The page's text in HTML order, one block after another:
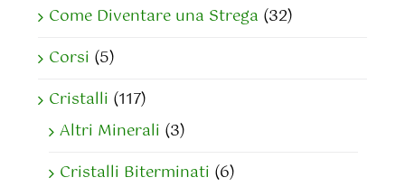
Come Diventare una Strega (32)
Corsi (5)
Cristalli (117)
Altri Minerali (3)
Cristalli Biterminati (6)